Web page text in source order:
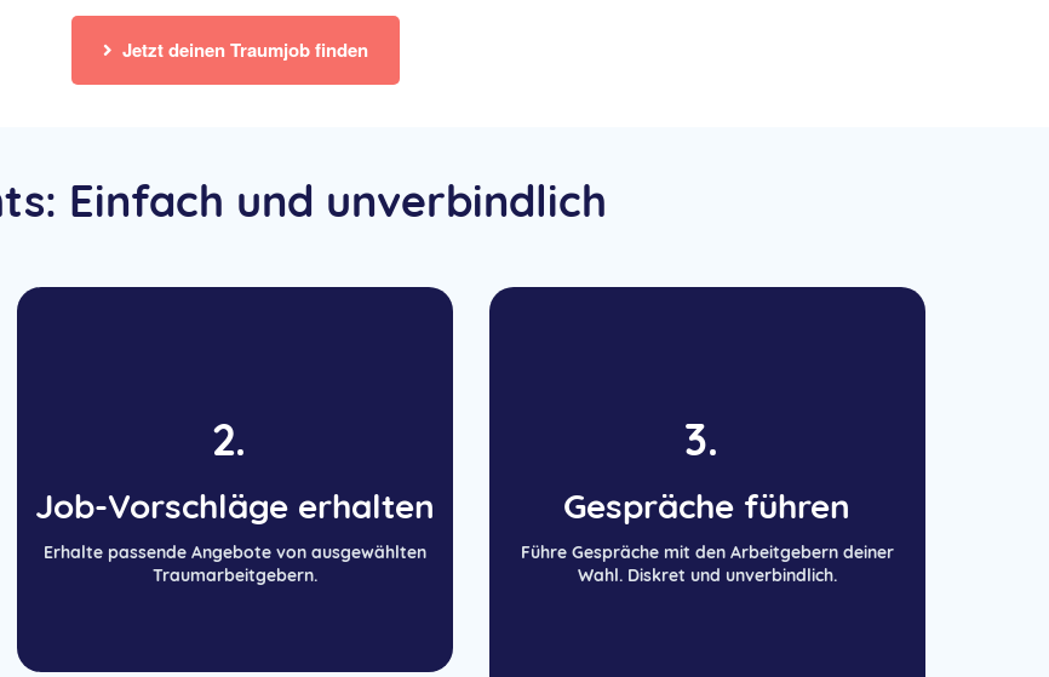
Jetzt deinen Traumjob finden
Einfach und unverbindlich
2.
Job-Vorschläge erhalten
Erhalte passende Angebote von ausgewählten
Traumarbeitgebern.
3.
Gespräche führen
Führe Gespräche mit den Arbeitgebern deiner
Wahl. Diskret und unverbindlich.